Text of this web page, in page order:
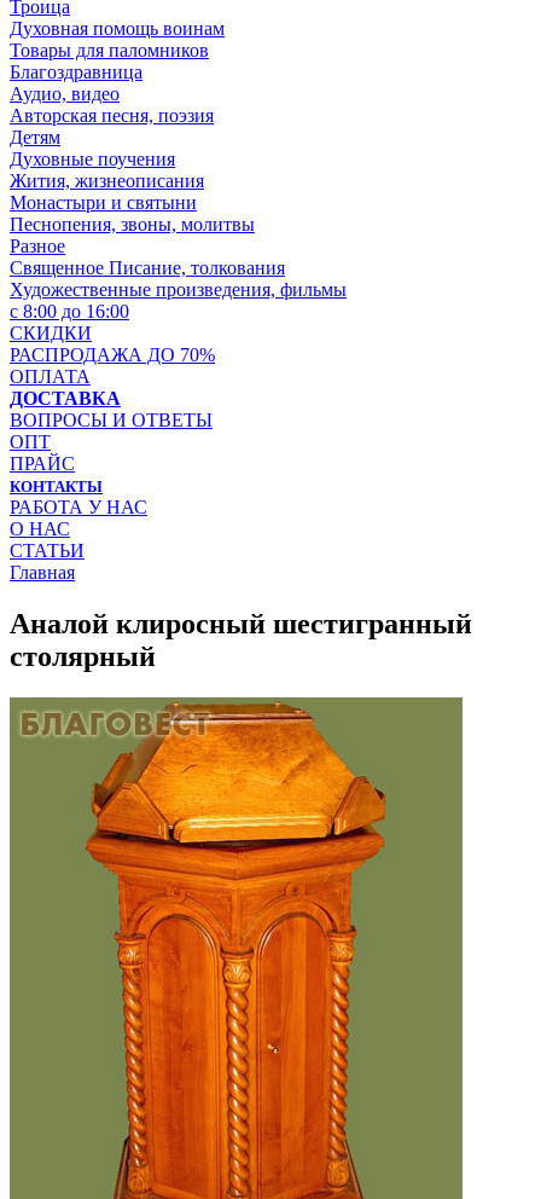
Троица
Духовная помощь воинам
Товары для паломников
Благоздравница
Аудио, видео
Авторская песня, поэзия
Детям
Духовные поучения
Жития, жизнеописания
Монастыри и святыни
Песнопения, звоны, молитвы
Разное
Священное Писание, толкования
Художественные произведения, фильмы
с 8:00 до 16:00
СКИДКИ
РАСПРОДАЖА ДО 70%
ОПЛАТА
ДОСТАВКА
ВОПРОСЫ И ОТВЕТЫ
ОПТ
ПРАЙС
КОНТАКТЫ
РАБОТА У НАС
О НАС
СТАТЬИ
Главная
Аналой клиросный шестигранный
столярный